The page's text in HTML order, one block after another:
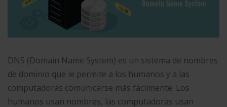
DNS (Domain Name System) es un sistema de nombres
de dominio que le permite a los humanos y a las
computadoras comunicarse más fácilmente. Los
humanos usan nombres, las computadoras usan